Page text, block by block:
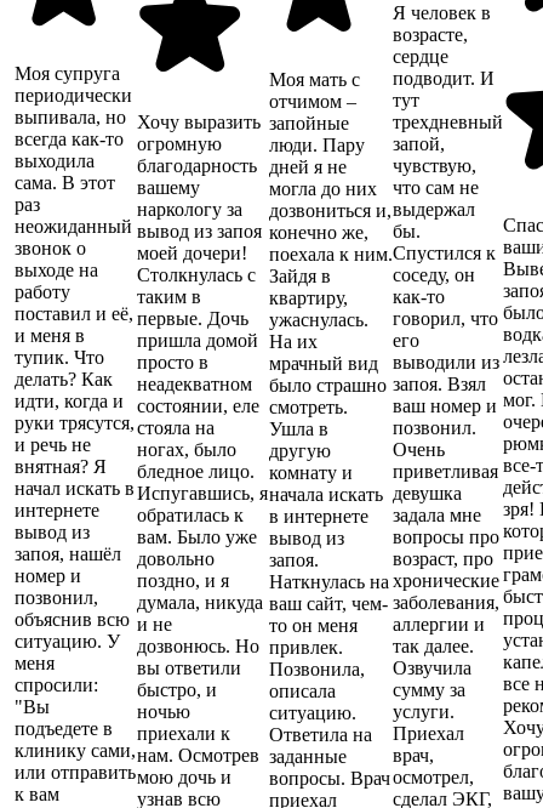
Моя супруга
периодически
выпивала, но
всегда как-то
выходила
сама. В этот
раз
неожиданный
звонок о
выходе на
работу
поставил и её,
и меня в
тупик. Что
делать? Как
идти, когда и
руки трясутся,
и речь не
внятная? Я
начал искать в
интернете
вывод из
запоя, нашёл
номер и
позвонил,
объяснив всю
ситуацию. У
меня
спросили:
"Вы
подъедете в
клинику сами,
или отправить
к вам
Хочу выразить
огромную
благодарность
вашему
наркологу за
вывод из запоя
моей дочери!
Столкнулась с
таким в
первые. Дочь
пришла домой
просто в
неадекватном
состоянии, еле
стояла на
ногах, было
бледное лицо.
Испугавшись, я
обратилась к
вам. Было уже
довольно
поздно, и я
думала, никуда
и не
дозвонюсь. Но
вы ответили
быстро, и
ночью
приехали к
нам. Осмотрев
мою дочь и
узнав всю
Моя мать с
отчимом –
запойные
люди. Пару
дней я не
могла до них
дозвониться и,
конечно же,
поехала к ним.
Зайдя в
квартиру,
ужаснулась.
На их
мрачный вид
было страшно
смотреть.
Ушла в
другую
комнату и
начала искать
в интернете
вывод из
запоя.
Наткнулась на
ваш сайт, чем-
то он меня
привлек.
Позвонила,
описала
ситуацию.
Ответила на
заданные
вопросы. Врач
приехал
Я человек в
возрасте,
сердце
подводит. И
тут
трехдневный
запой,
чувствую,
что сам не
выдержал
бы.
Спустился к
соседу, он
как-то
говорил, что
его
выводили из
запоя. Взял
ваш номер и
позвонил.
Очень
приветливая
девушка
задала мне
вопросы про
возраст, про
хронические
заболевания,
аллергии и
так далее.
Озвучила
сумму за
услуги.
Приехал
врач,
осмотрел,
сделал ЭКГ,
все-
зря!
все